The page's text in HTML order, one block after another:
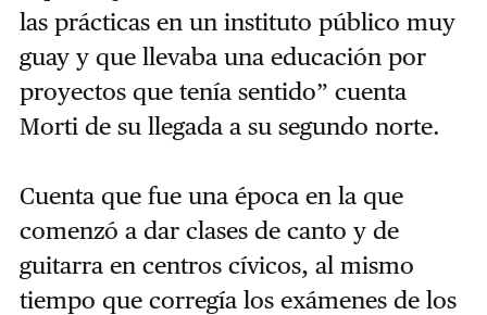
las prácticas en un instituto público muy
guay y que llevaba una educación por
proyectos que tenía sentido” cuenta
Morti de su llegada a su segundo norte.
Cuenta que fue una época en la que
comenzó a dar clases de canto y de
guitarra en centros cívicos, al mismo
tiempo que corregía los exámenes de los